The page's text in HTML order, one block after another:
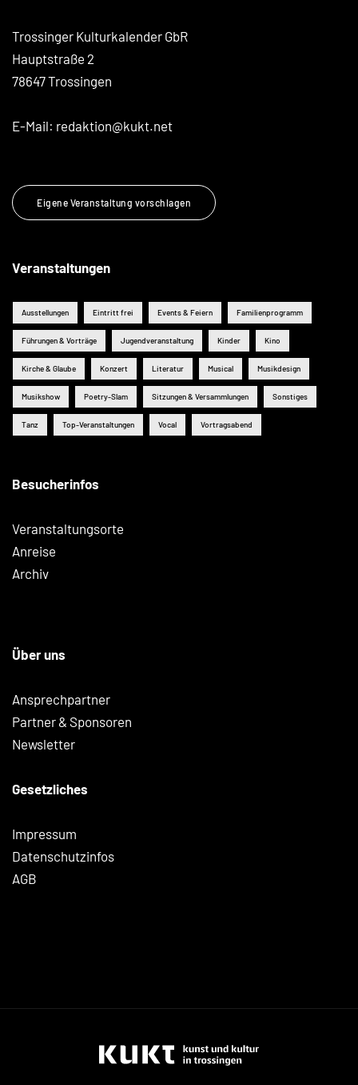
Trossinger Kulturkalender GbR
Hauptstraße 2
78647 Trossingen
E-Mail: redaktion@kukt.net
Eigene Veranstaltung vorschlagen
Veranstaltungen
Ausstellungen Eintritt frei Events & Feiern Familienprogramm
Führungen & Vorträge Jugendveranstaltung Kinder Kino
Kirche & Glaube Konzert Literatur Musical Musikdesign
Musikshow Poetry-Slam Sitzungen & Versammlungen Sonstiges
Tanz Top-Veranstaltungen Vocal Vortragsabend
Besucherinfos
Veranstaltungsorte
Anreise
Archiv
Über uns
Ansprechpartner
Partner & Sponsoren
Newsletter
Gesetzliches
Impressum
Datenschutzinfos
AGB